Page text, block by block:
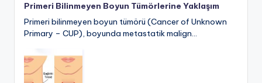
Primeri Bilinmeyen Boyun Tümörlerine Yaklaşım
Primeri bilinmeyen boyun tümörü (Cancer of Unknown
Primary – CUP), boyunda metastatik malign…